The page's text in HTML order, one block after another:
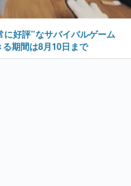
好評”なサバイバルゲーム
期間は8月10日まで